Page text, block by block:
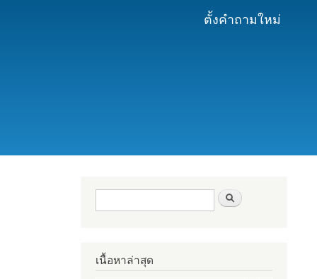
ตั้งคำถามใหม่
ฟอร์มค้นหา
เนื้อหาล่าสุด